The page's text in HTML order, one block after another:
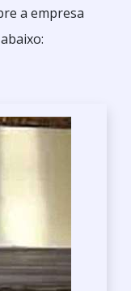
a empresa